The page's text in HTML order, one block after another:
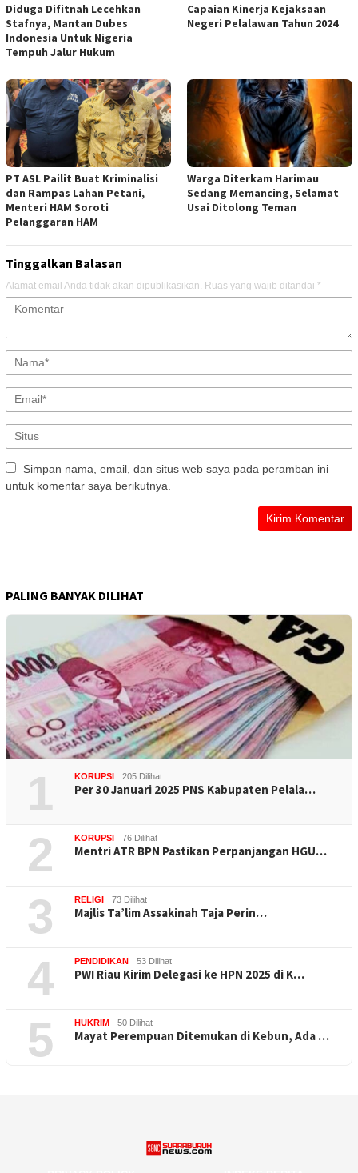
Diduga Difitnah Lecehkan
Stafnya, Mantan Dubes
Indonesia Untuk Nigeria
Tempuh Jalur Hukum
Capaian Kinerja Kejaksaan
Negeri Pelalawan Tahun 2024
PT ASL Pailit Buat Kriminalisi
dan Rampas Lahan Petani,
Menteri HAM Soroti
Pelanggaran HAM
Warga Diterkam Harimau
Sedang Memancing, Selamat
Usai Ditolong Teman
Tinggalkan Balasan
Alamat email Anda tidak akan dipublikasikan. Ruas yang wajib ditandai *
Simpan nama, email, dan situs web saya pada peramban ini
untuk komentar saya berikutnya.
PALING BANYAK DILIHAT
1 KORUPSI 205 Dilihat
Per 30 Januari 2025 PNS Kabupaten Pelala…
2 KORUPSI 76 Dilihat
Mentri ATR BPN Pastikan Perpanjangan HGU…
3 RELIGI 73 Dilihat
Majlis Ta’lim Assakinah Taja Perin…
4 PENDIDIKAN 53 Dilihat
PWI Riau Kirim Delegasi ke HPN 2025 di K…
5 HUKRIM 50 Dilihat
Mayat Perempuan Ditemukan di Kebun, Ada …